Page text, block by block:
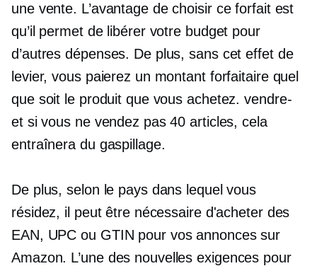
une vente. L’avantage de choisir ce forfait est
qu’il permet de libérer votre budget pour
d’autres dépenses. De plus, sans cet effet de
levier, vous paierez un montant forfaitaire quel
que soit le produit que vous achetez.vendre-
et si vous ne vendez pas 40 articles, cela
entraînera du gaspillage.
De plus, selon le pays dans lequel vous
résidez, il peut être nécessaire d'acheter des
EAN, UPC ou GTIN pour vos annonces sur
Amazon. L’une des nouvelles exigences pour